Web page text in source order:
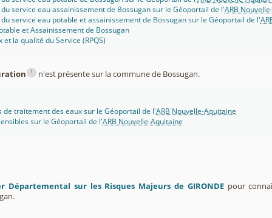
service eau assainissement de Bossugan sur le Géoportail de l'ARB
service eau potable et assainissement de Bossugan sur le Géoportail de l'
et Assainissement de Bossugan
la qualité du Service (RPQS)
i n'est présente sur la commune de Bossugan.
de traitement des eaux sur le Géoportail de l'ARB Nouvelle-Aquitaine
sur le Géoportail de l'ARB Nouvelle-Aquitaine
Départemental sur les Risques Majeurs de GIRONDEpour